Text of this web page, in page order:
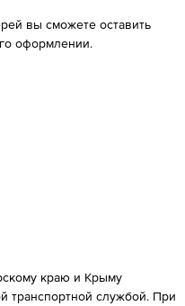
вы сможете оставить
оформлении.
краю и Крыму
транспортной службой. При